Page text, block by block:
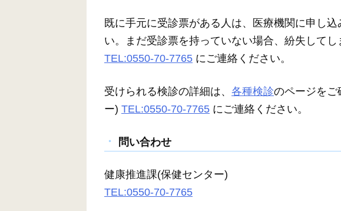
既に手元に受診票がある人は、医療機関に申し
い。まだ受診票を持っていない場合、紛失して
TEL:0550-70-7765 にご連絡ください。
受けられる検診の詳細は、 各種検診のページをご
ー) TEL:0550-70-7765 にご連絡ください。
問い合わせ
健康推進課(保健センター)
TEL:0550-70-7765